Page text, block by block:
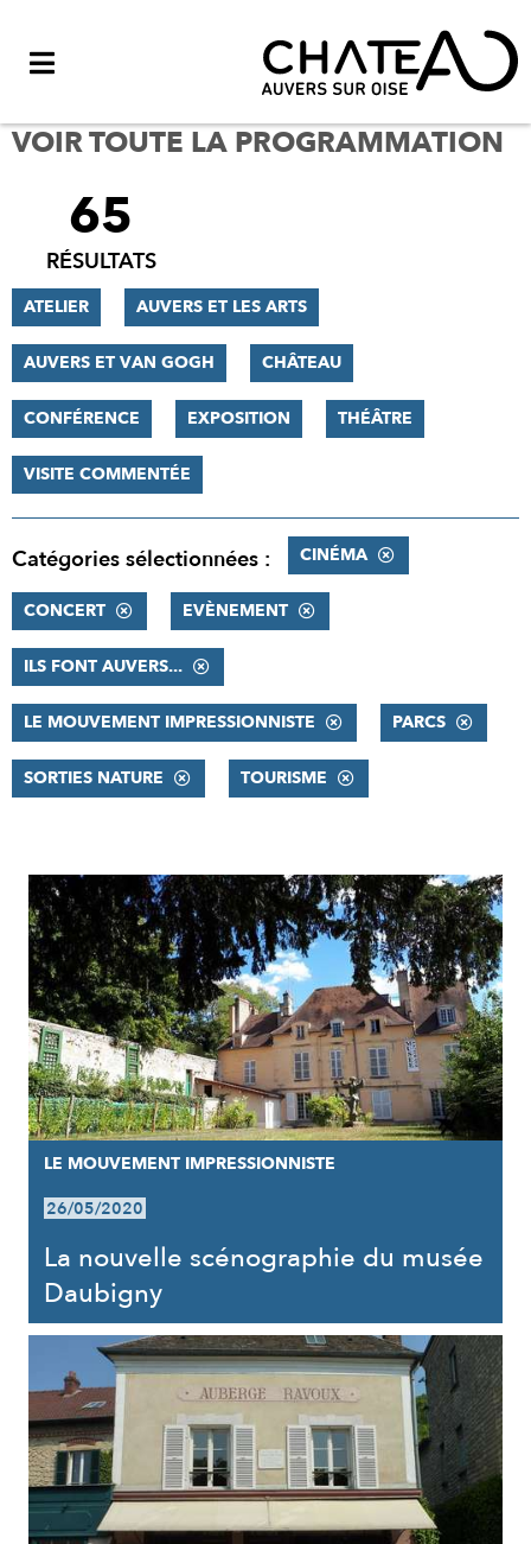
VOIR TOUTE LA PROGRAMMATION
FILTRER
RÉSULTATS
65
RÉSULTATS
ATELIER AUVERS ET LES ARTS
AUVERS ET VAN GOGH CHÂTEAU
CONFÉRENCE EXPOSITION THÉÂTRE
VISITE COMMENTÉE
Catégories sélectionnées : CINÉMA
CONCERT EVÈNEMENT
ILS FONT AUVERS...
LE MOUVEMENT IMPRESSIONNISTE PARCS
SORTIES NATURE TOURISME
RÉSULTATS
LE MOUVEMENT IMPRESSIONNISTE
26/05/2020
La nouvelle scénographie du musée
Daubigny